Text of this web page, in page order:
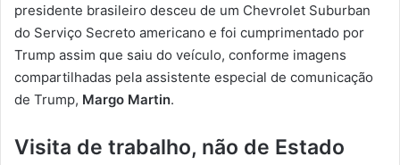
presidente brasileiro desceu de um Chevrolet Suburban
do Serviço Secreto americano e foi cumprimentado por
Trump assim que saiu do veículo, conforme imagens
compartilhadas pela assistente especial de comunicação
de Trump, Margo Martin.
Visita de trabalho, não de Estado